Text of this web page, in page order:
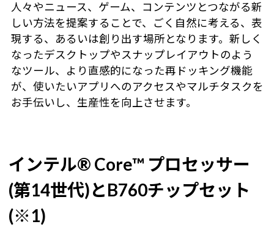
人々やニュース、ゲーム、コンテンツとつながる新
しい方法を提案することで、ごく自然に考える、表
現する、あるいは創り出す場所となります。新しく
なったデスクトップやスナップレイアウトのよう
なツール、より直感的になった再ドッキング機能
が、使いたいアプリへのアクセスやマルチタスクを
お手伝いし、生産性を向上させます。
インテル® Core™ プロセッサー
(第14世代)とB760チップセット
(※1)